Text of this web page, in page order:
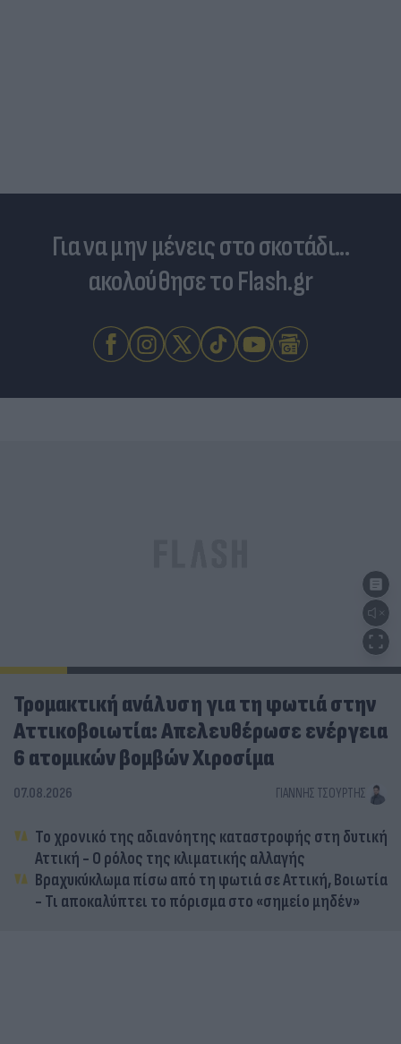
Για να μην μένεις στο σκοτάδι...
ακολούθησε το Flash.gr
Τρομακτική ανάλυση για τη φωτιά στην
Αττικοβοιωτία: Απελευθέρωσε ενέργεια
6 ατομικών βομβών Χιροσίμα
07.08.2026 ΓΙΆΝΝΗΣ ΤΣΟΎΡΤΗΣ
Το χρονικό της αδιανόητης καταστροφής στη δυτική
Αττική - Ο ρόλος της κλιματικής αλλαγής
Βραχυκύκλωμα πίσω από τη φωτιά σε Αττική, Βοιωτία
- Τι αποκαλύπτει το πόρισμα στο «σημείο μηδέν»